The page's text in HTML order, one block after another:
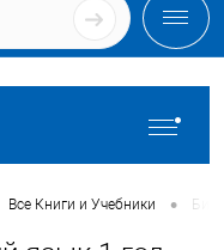
Все Книги и Учебники •